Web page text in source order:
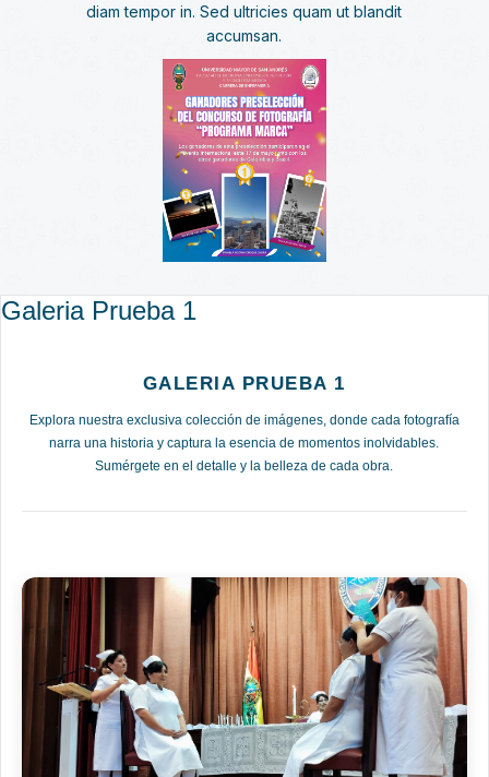
diam tempor in. Sed ultricies quam ut blandit
accumsan.
Galeria Prueba 1
GALERIA PRUEBA 1
Explora nuestra exclusiva colección de imágenes, donde cada fotografía
narra una historia y captura la esencia de momentos inolvidables.
Sumérgete en el detalle y la belleza de cada obra.